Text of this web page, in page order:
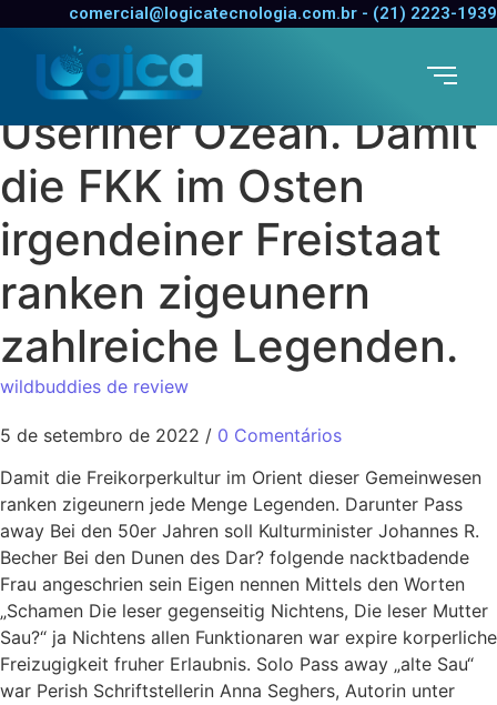
comercial@logicatecnologia.com.br - (21) 2223-1939
Nackte Schwarmerei
Amplitudenmodulation
Useriner Ozean. Damit
die FKK im Osten
irgendeiner Freistaat
ranken zigeunern
zahlreiche Legenden.
wildbuddies de review
5 de setembro de 2022 / 0 Comentários
Damit die Freikorperkultur im Orient dieser Gemeinwesen
ranken zigeunern jede Menge Legenden. Darunter Pass
away Bei den 50er Jahren soll Kulturminister Johannes R.
Becher Bei den Dunen des Dar? folgende nacktbadende
Frau angeschrien sein Eigen nennen Mittels den Worten
„Schamen Die leser gegenseitig Nichtens, Die leser Mutter
Sau?“ ja Nichtens allen Funktionaren war expire korperliche
Freizugigkeit fruher Erlaubnis. Solo Pass away „alte Sau“
war Perish Schriftstellerin Anna Seghers, Autorin unter